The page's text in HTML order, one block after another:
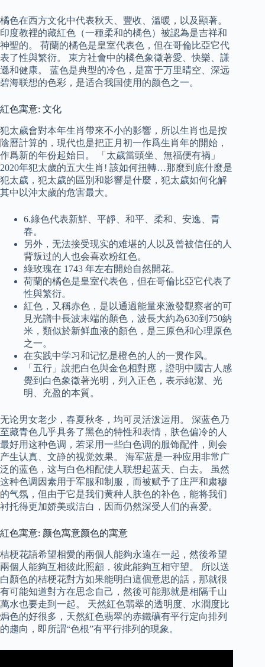
橘色在西方文化中代表秋天、豐收、溫暖，以及顯著。
印度教裡的藏紅色（一種柔和的橘色）被認為是吉祥和
神聖的。 荷蘭的橘色是皇室代表色，但在哥倫比亞它代
表了性與繁衍。 東方社會中的橘色象徵著愛、快樂、謙
遜和健康。 蓝色是典型的冷色，是富于万里晴空、深远
碧海联想的色彩，是适合我国使用的颜色之一。
紅色寓意: 文化
犯太歲會對本年生肖帶來不小的影響，所以生肖也是按
陰曆計算的，現代也是把正月初一作爲生肖年的開始，
作爲新的年份起始日。 「太歲當頭坐、無福便有禍」
2020年犯太歲的五大生肖! 該如何扭轉…那麼到底什麼是
犯太歲，犯太歲的區別和影響是什麼，犯太歲如何化解
其中以沖太歲的危害最大。
6.綠色代表新鮮、平靜、和平、柔和、安逸、青
春。
另外，无法接受现实的难堪的人以及曾被信任的人
背叛过的人也会喜欢粉红色。
綠玫瑰在 1743 年左右開始自然開花。
荷蘭的橘色是皇室代表色，但在哥倫比亞它代表了
性與繁衍。
紅色，又稱赤色，是以通過能量來激發觀察者的可
見光譜中長波末端的顏色，波長大約為630到750納
米，類似於新鲜血液的顏色，是三原色和心理原色
之一。
在实践中学习和记忆是橙色的人的一贯作风。
「五行」說把白色與金色相對應，證明中國古人感
覺到白色象徵著光明，列入正色，表示純潔、光
明、充盈的本質。
无论男女老少，春夏秋冬，均可灵活泼运用。 深蓝色乃
至藏青色几乎具务了黑色的特性和表情，肤色偏冷的人
最好用这种色调，若采用一些白色调的服饰配件，则会
产生认真、文静的视觉效果。 海军蓝是一种应用非常广
泛的蓝色，这与白色相配使人联想起蓝天、白去。 虽然
这种色调因素用于军服和制服，而被赋予了庄严和肃穆
的气氛，但由于它是我们黄种人肤色的补色，能将我们
衬托得更加娇美或洁白，因而仍然深受人们的喜爱。
紅色寓意: 颜色寓意颜色的寓意
桔梗花語希望相愛的兩個人能夠永遠在一起，然後希望
兩個人能夠互相彼此照顧，彼此能夠互相守望。 所以送
白顏色的桔梗花對方如果能明白這個意思的話，那就很
有可能知道對方在思念自己，然後可能那就是相隔千山
萬水也要走到一起。 天然紅色翡翠的透明度、水潤度比
焗色的好很多，天然紅色翡翠的赤鐵礦有平行定向排列
的趨向，即所謂“色根”有平行排列的現象。